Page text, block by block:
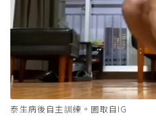
泰生病後自主訓練。圖取自IG